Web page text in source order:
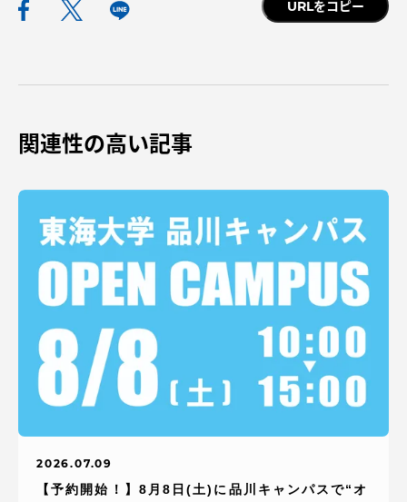
URLをコピー
関連性の高い記事
2026.07.09
【予約開始！】8月8日(土)に品川キャンパスで“オ